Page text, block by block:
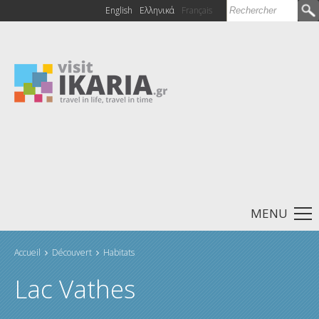
Formulaire de
Rechercher
English Ελληνικά Français
MENU
Accueil Découvert Habitats
Lac Vathes